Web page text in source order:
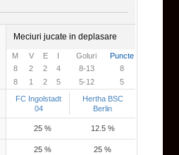
Meciuri jucate in deplasare
M V E I Goluri Puncte
8 2 2 4 8-13 8
8 1 2 5 5-12 5
FC Ingolstadt
04
Hertha BSC
Berlin
25 % 12.5 %
25 % 25 %